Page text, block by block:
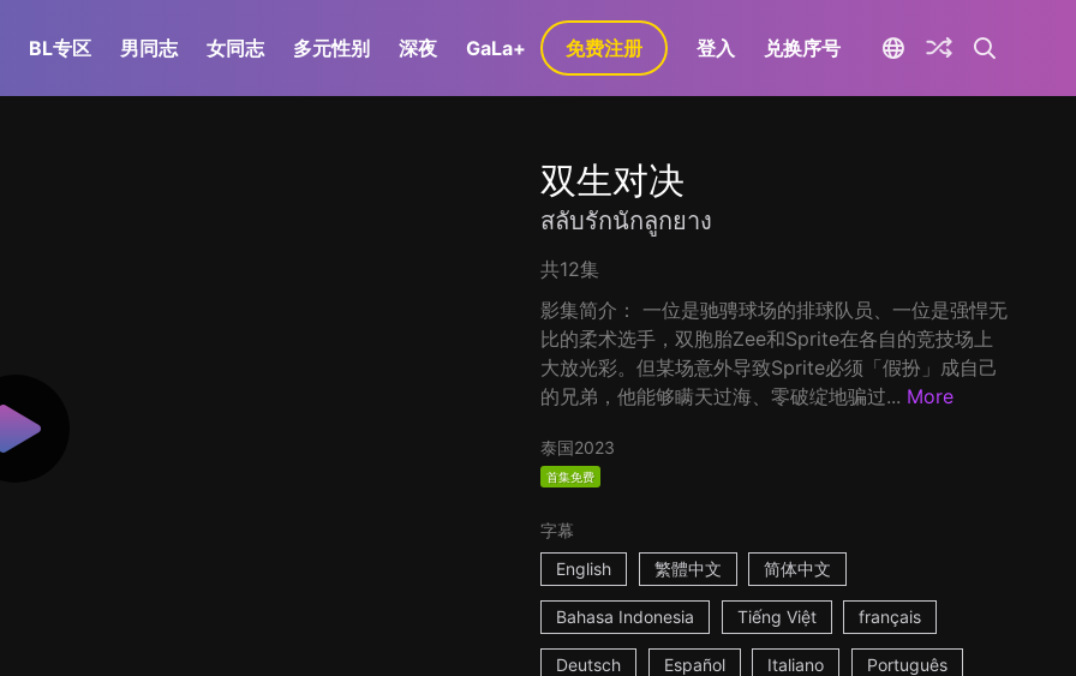
BL专区 男同志 女同志 多元性别 深夜 GaLa+ 免费注册 登入 兑换序号
双生对决
สลับรักนักลูกยาง
共12集
影集简介： 一位是驰骋球场的排球队员、一位是强悍无
比的柔术选手，双胞胎Zee和Sprite在各自的竞技场上
大放光彩。但某场意外导致Sprite必须「假扮」成自己
的兄弟，他能够瞒天过海、零破绽地骗过... More
泰国2023
首集免费
字幕
English
繁體中文 简体中文
Bahasa Indonesia Tiếng Việt français
Deutsch Español Italiano Português